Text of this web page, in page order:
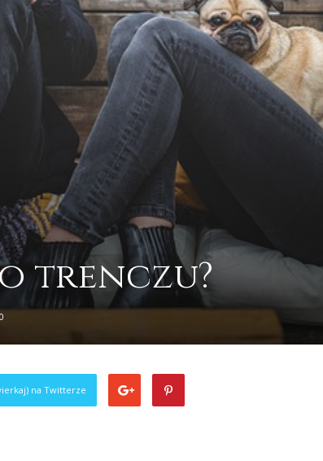
trenczu?
0
na Twitterze